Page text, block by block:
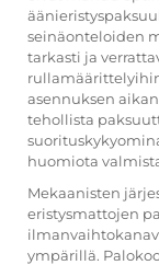
seinäonteloiden
tarkasti ja
asennuksen
tehollista
huomiota
Mekaanisten
eristysmattojen
ympärillä.